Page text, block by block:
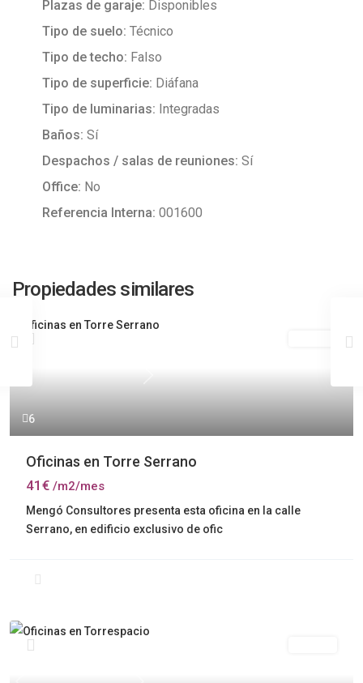
Plazas de garaje: Disponibles
Tipo de suelo: Técnico
Tipo de techo: Falso
Tipo de superficie: Diáfana
Tipo de luminarias: Integradas
Baños: Sí
Despachos / salas de reuniones: Sí
Office: No
Referencia Interna: 001600
Propiedades similares
6
Previous Next
Oficinas en Torre Serrano
41€ /m2/mes
Mengó Consultores presenta esta oficina en la calle
Serrano, en edificio exclusivo de ofic